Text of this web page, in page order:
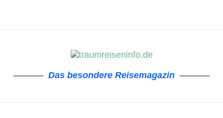
Das besondere Reisemagazin